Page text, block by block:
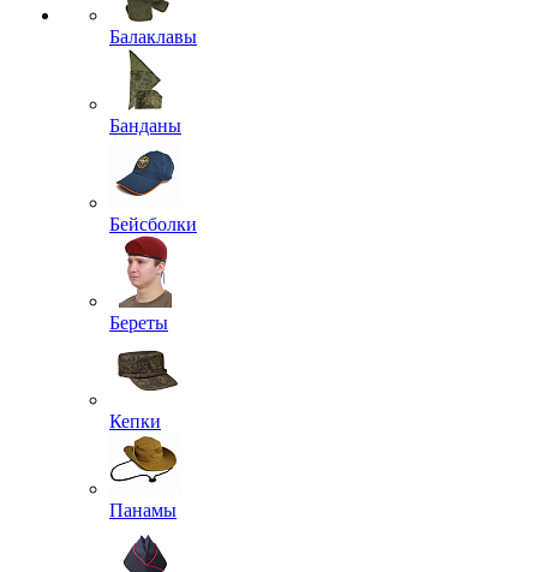
Балаклавы
Банданы
Бейсболки
Береты
Кепки
Панамы